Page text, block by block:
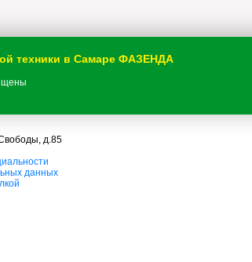
техники в Самаре ФАЗЕНДА
д.85
данных